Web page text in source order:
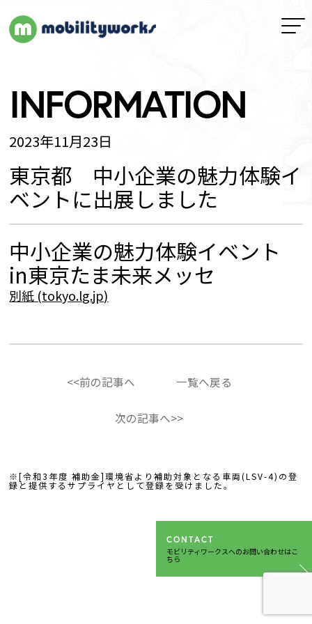
INFORMATION
2023年11月23日
東京都 中小企業の魅力体験イ
ベントに出展しました
中小企業の魅力体験イベント
in東京たま未来メッセ
別紙 (tokyo.lg.jp)
<<前の記事へ 一覧へ戻る
次の記事へ>>
※[令和3年度 補助金]環境省より補助対象となる車両(LSV-4)の登
録と提供するサプライヤとして登録を受けました。
CONTACT
モビリティワークスへのお問い合わせはこ
ちら